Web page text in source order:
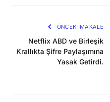
ÖNCEKI MAKALE
Netflix ABD ve Birleşik
Krallıkta Şifre Paylaşımına
Yasak Getirdi.